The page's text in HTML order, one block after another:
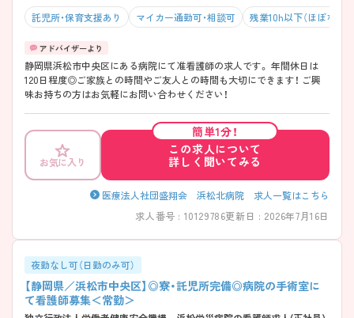
託児所・保育支援あり マイカー通勤可・相談可 残業10h以下（ほぼなし）
静岡県浜松市中央区にある病院にて准看護師の求人です。 年間休日は
120日程度◎ご家族との時間やご友人との時間も大切にできます！ ご興
味お持ちの方はお気軽にお問い合わせください！
お気に入り
簡単1分！
この求人について
詳しく聞いてみる
医療法人社団盛翔会 浜松北病院 求人一覧はこちら
求人番号 : 10129786更新日 : 2026年7月16日
夜勤なし可（日勤のみ可）
【静岡県／浜松市中央区】◎寮・託児所完備◎病院の手術室に
て看護師募集＜常勤＞